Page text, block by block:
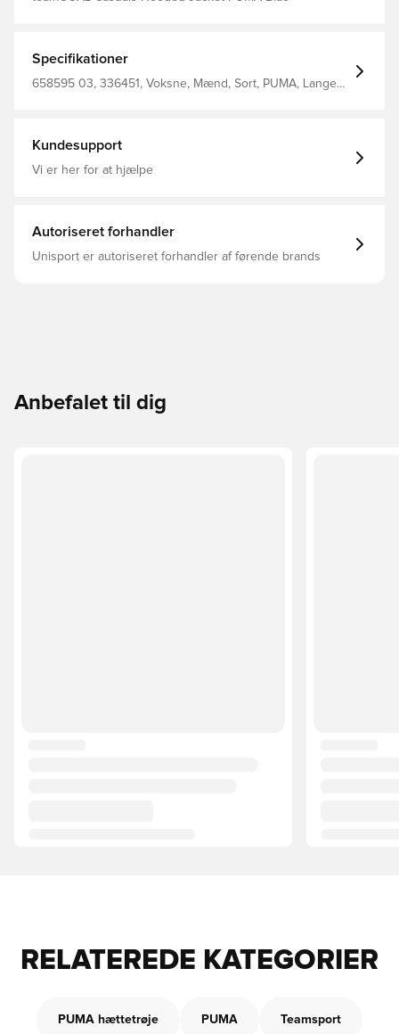
Specifikationer
658595 03, 336451, Voksne, Mænd, Sort, PUMA, Lange
Kundesupport
Vi er her for at hjælpe
Autoriseret forhandler
Unisport er autoriseret forhandler af førende brands
Anbefalet til dig
RELATEREDE KATEGORIER
PUMA hættetrøje PUMA Teamsport